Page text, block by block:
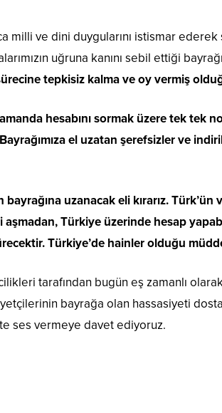
milli ve dini duygularını istismar
uğruna kanını sebil ettiği
tepkisiz kalma ve oy vermiş
hesabını sormak üzere tek tek
el uzatan şerefsizler ve
bayrağına uzanacak eli kırarız.
Türkiye üzerinde hesap
Türkiye’de hainler olduğu
tarafından bugün eş zamanlı
bayrağa olan hassasiyeti
ses vermeye davet ediyoruz.